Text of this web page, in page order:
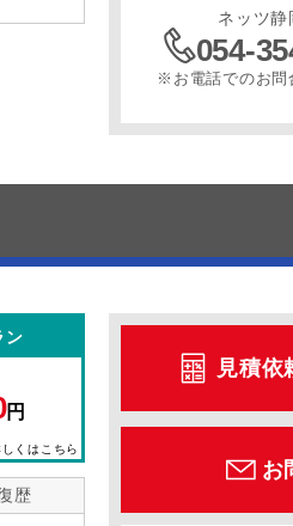
ネッツ静
054-
※お電話でのお問
ン
円
くはこちら
歴
見積依
お